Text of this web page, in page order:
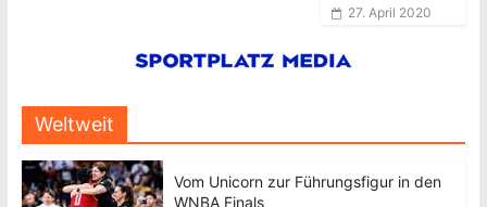
27. April 2020
Weltweit
Vom Unicorn zur Führungsfigur in den
WNBA Finals